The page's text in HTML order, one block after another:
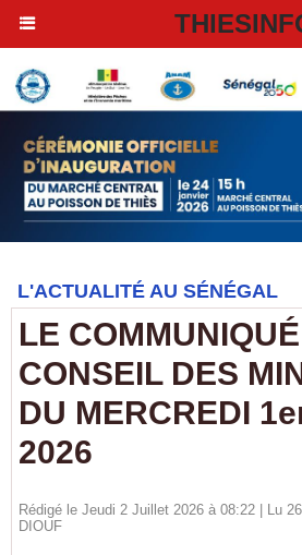
L'ACTUALITÉ AU SÉNÉGAL
LE
CONSEIL DES
DU MERCREDI
2026
Rédigé le Jeudi 2 Juillet 2026 à 08:22 | Lu
DIOUF